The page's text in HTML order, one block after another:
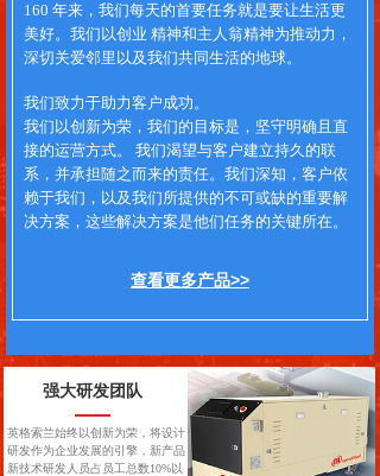
查看更多产品>>
160 年来，我们每天的首要任务就是要让生活更
美好。我们以创业 精神和主人翁精神为推动力，
深切关爱邻里以及我们共同生活的地球。
我们致力于助力客户成功。
我们以创新为荣，我们的目标是，坚守明确且直
接的运营方式。 我们渴望与客户建立持久的联
系，并承担随之而来的责任。我们深知，客户依
赖于我们，以及我们所提供的不可或缺的重要解
决方案，这些解决方案是他们任务的关键所在。
强大研发团队
英格索兰始终以创新为荣，将设计
研发作为企业发展的引擎，新产品
新技术研发人员占员工总数10%以